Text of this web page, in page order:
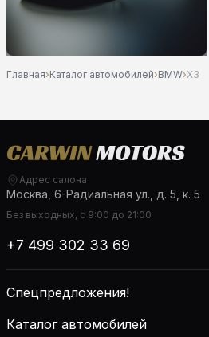
Главная›Каталог автомобилей›BMW›X3
Адрес салона
Москва, 6-Радиальная ул., д. 5, к. 5
Без выходных, с 9:00 до 21:00
+7 499 302 33 69
Спецпредложения!
Каталог автомобилей